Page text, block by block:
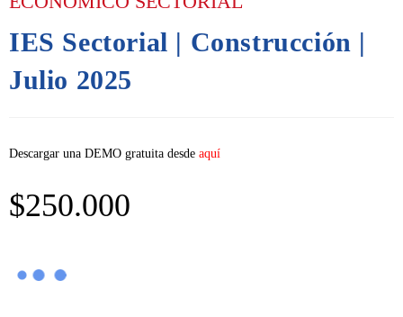
IES Sectorial | Construcción |
Julio 2025
Descargar una DEMO gratuita desde aquí
$250.000